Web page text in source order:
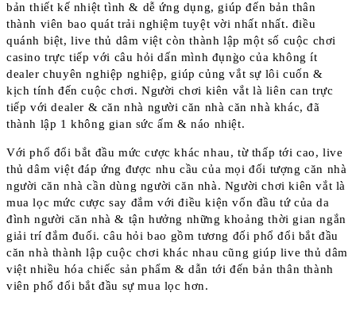
bản thiết kế nhiệt tình & dễ ứng dụng, giúp đến bản thân
thành viên bao quát trải nghiệm tuyệt vời nhất nhất. điều
quánh biệt, live thủ dâm việt còn thành lập một số cuộc chơi
casino trực tiếp với câu hỏi dấn mình đụng̀o của không ít
dealer chuyên nghiệp nghiệp, giúp củng vắt sự lôi cuốn &
kịch tính đến cuộc chơi. Người chơi kiên vắt là liên can trực
tiếp với dealer & căn nhà người căn nhà căn nhà khác, đã
thành lập 1 không gian sức ấm & náo nhiệt.
Với phổ đổi bắt đầu mức cược khác nhau, từ thấp tới cao, live
thủ dâm việt đáp ứng được nhu cầu của mọi đối tượng căn nhà
người căn nhà cần dùng người căn nhà. Người chơi kiên vắt là
mua lọc mức cược say đắm với điều kiện vốn đầu tứ của da
đình người căn nhà & tận hưởng những khoảng thời gian ngắn
giải trí đắm đuối. câu hỏi bao gồm tương đối phổ đổi bắt đầu
căn nhà thành lập cuộc chơi khác nhau cũng giúp live thủ dâm
việt nhiều hóa chiếc sản phẩm & dẫn tới đến bản thân thành
viên phổ đổi bắt đầu sự mua lọc hơn.